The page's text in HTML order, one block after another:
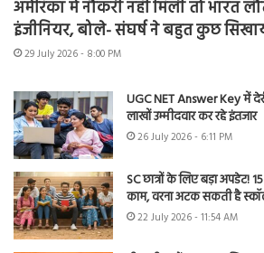
अमेरिका में नौकरी नहीं मिली तो भारत
इंजीनियर, बोले- संघर्ष ने बहुत कुछ
29 July 2026 - 8:00 PM
UGC NET Answer Key में
लाखों उम्मीदवार कर रहे इंतजार
26 July 2026 - 6:11 PM
SC छात्रों के लिए बड़ा
काम, वरना अटक सकती है
22 July 2026 - 11:54 AM